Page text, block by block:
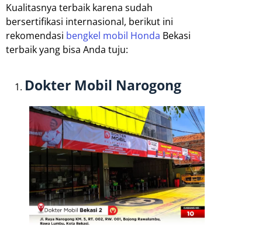
Kualitasnya terbaik karena sudah
bersertifikasi internasional, berikut ini
rekomendasi bengkel mobil Honda Bekasi
terbaik yang bisa Anda tuju:
Dokter Mobil Narogong